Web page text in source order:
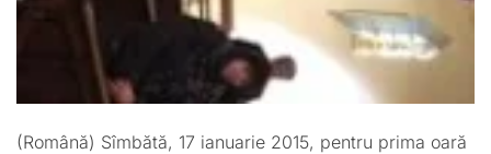
(Română) Sîmbătă, 17 ianuarie 2015, pentru prima oară